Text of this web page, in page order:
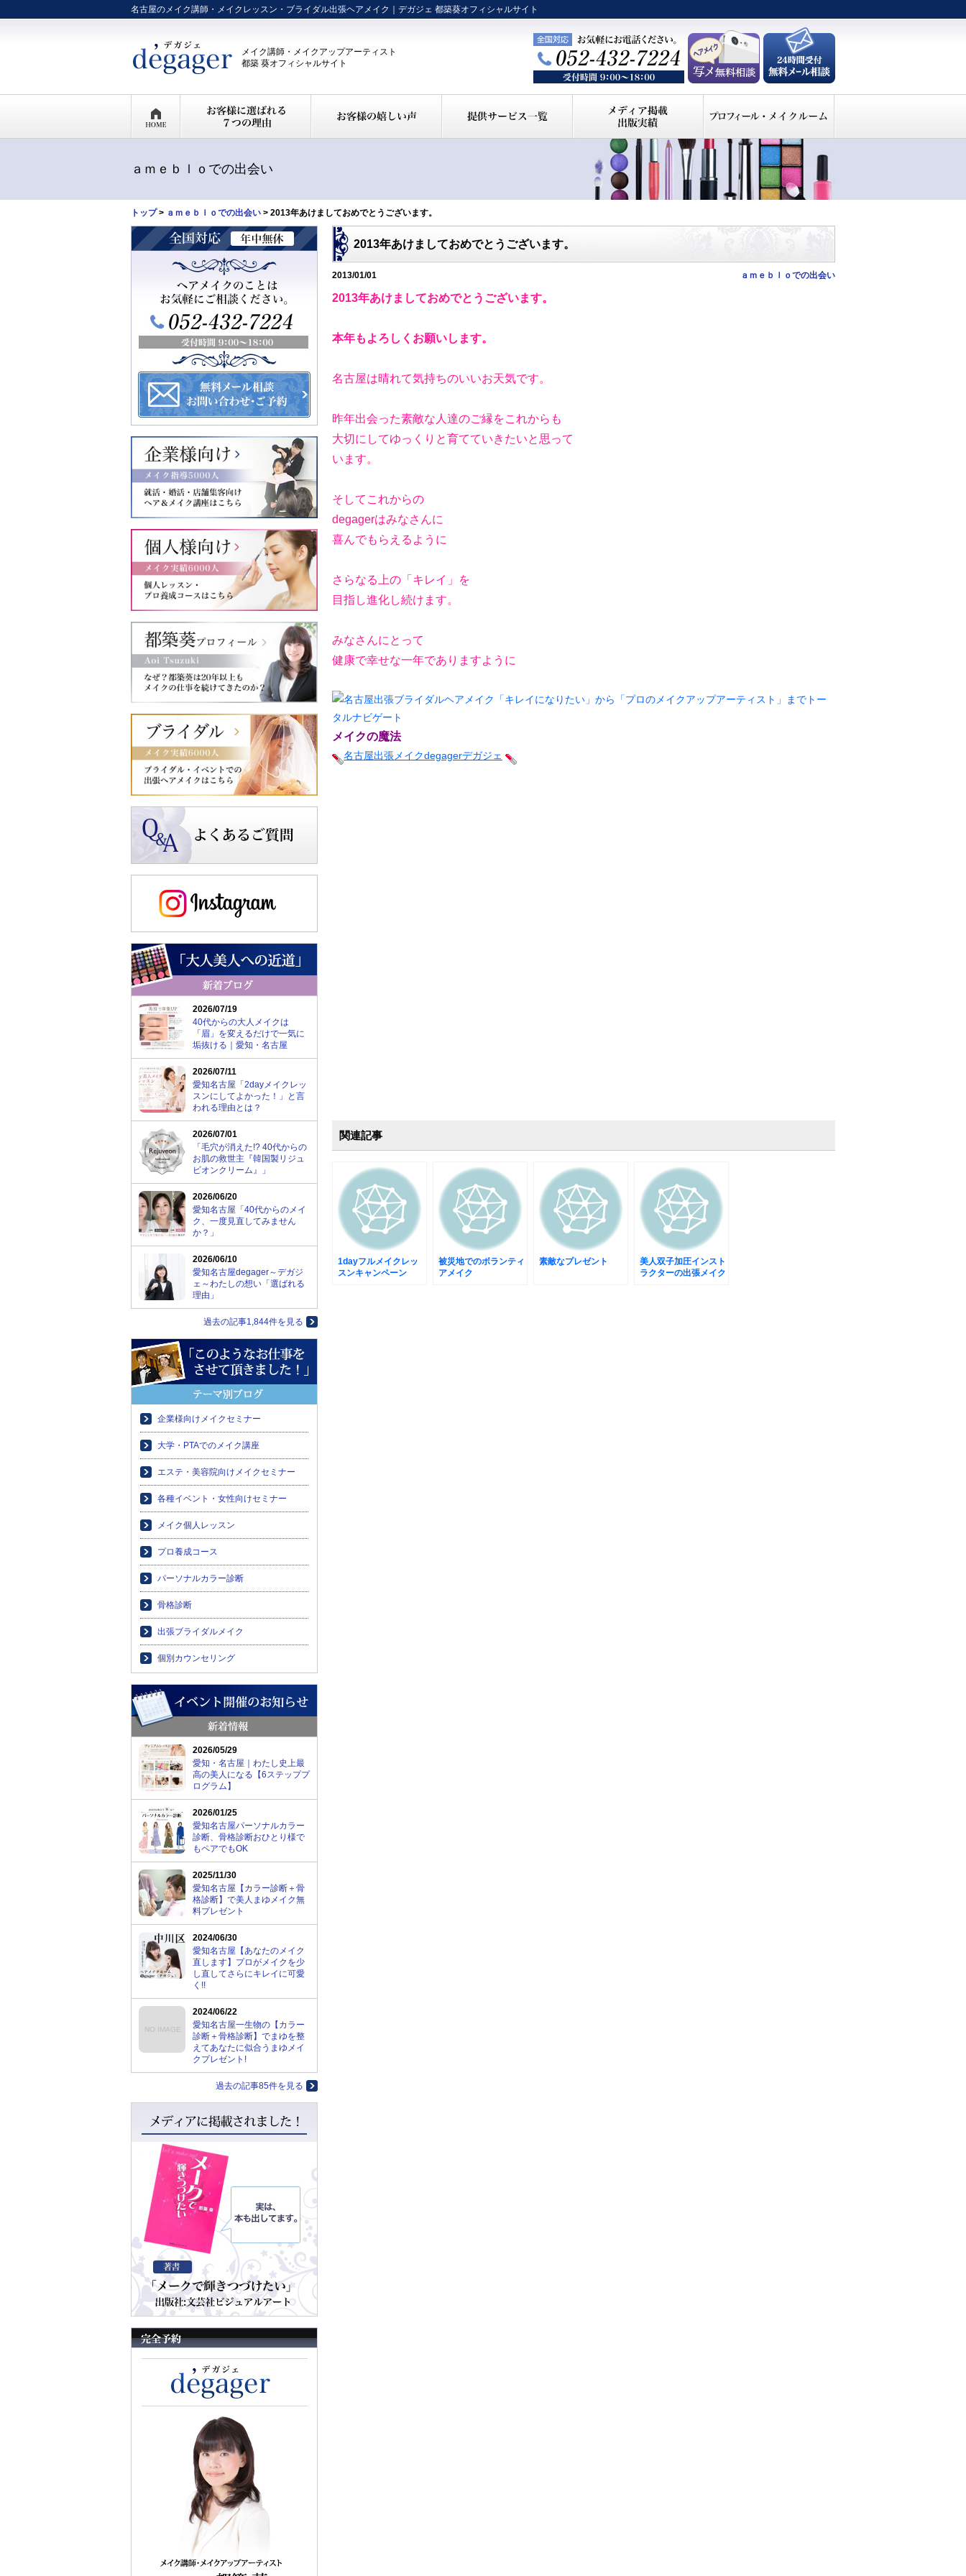
名古屋のメイク講師・メイクレッスン・ブライダル出張ヘアメイク｜デガジェ 都築葵オフィシャルサイト
メイク講師・メイクアップアーティスト
都築 葵オフィシャルサイト
ａｍｅｂｌｏでの出会い
トップ> ａｍｅｂｌｏでの出会い > 2013年あけましておめでとうございます。
2013年あけましておめでとうございます。
2013/01/01 ａｍｅｂｌｏでの出会い
2013年あけましておめでとうございます。
本年もよろしくお願いします。
名古屋は晴れて気持ちのいいお天気です。
昨年出会った素敵な人達のご縁をこれからも
大切にしてゆっくりと育てていきたいと思って
います。
そしてこれからの
degagerはみなさんに
喜んでもらえるように
さらなる上の「キレイ」を
目指し進化し続けます。
みなさんにとって
健康で幸せな一年でありますように
メイクの魔法
名古屋出張メイクdegagerデガジェ
関連記事
1dayフルメイクレッ
スンキャンペーン
被災地でのボランティ
アメイク
素敵なプレゼント
美人双子加圧インスト
ラクターの出張メイク
2026/07/19
40代からの大人メイクは
「眉」を変えるだけで一気に
垢抜ける｜愛知・名古屋
2026/07/11
愛知名古屋「2dayメイクレッ
スンにしてよかった！」と言
われる理由とは？
2026/07/01
「毛穴が消えた!? 40代からの
お肌の救世主『韓国製リジュ
ビオンクリーム』」
2026/06/20
愛知名古屋「40代からのメイ
ク、一度見直してみません
か？」
2026/06/10
愛知名古屋degager～デガジ
ェ～わたしの想い「選ばれる
理由」
過去の記事1,844件を見る
企業様向けメイクセミナー
大学・PTAでのメイク講座
エステ・美容院向けメイクセミナー
各種イベント・女性向けセミナー
メイク個人レッスン
プロ養成コース
パーソナルカラー診断
骨格診断
出張ブライダルメイク
個別カウンセリング
2026/05/29
愛知・名古屋｜わたし史上最
高の美人になる【6ステッププ
ログラム】
2026/01/25
愛知名古屋パーソナルカラー
診断、骨格診断おひとり様で
もペアでもOK
2025/11/30
愛知名古屋【カラー診断＋骨
格診断】で美人まゆメイク無
料プレゼント
2024/06/30
愛知名古屋【あなたのメイク
直します】プロがメイクを少
し直してさらにキレイに可愛
く!!
2024/06/22
愛知名古屋一生物の【カラー
診断＋骨格診断】でまゆを整
えてあなたに似合うまゆメイ
クプレゼント!
NO IMAGE
過去の記事85件を見る